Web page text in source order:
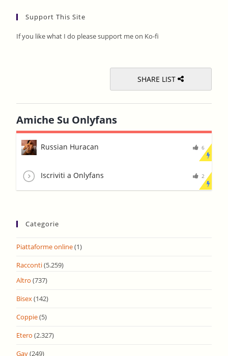
Support This Site
If you like what I do please support me on Ko-fi
SHARE LIST
Amiche Su Onlyfans
Russian Huracan 6
Iscriviti a Onlyfans 2
Categorie
Piattaforme online(1)
Racconti(5.259)
Altro (737)
Bisex(142)
Coppie(5)
Etero (2.327)
Gay(249)